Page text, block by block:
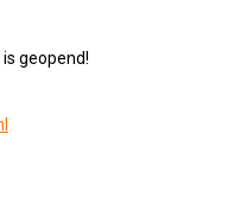
geopend!